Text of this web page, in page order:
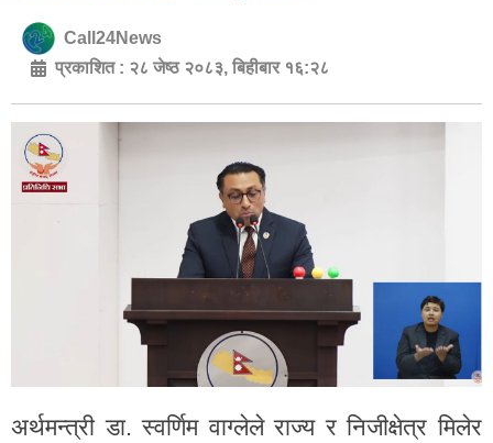
Call24News
प्रकाशित : २८ जेष्ठ २०८३, बिहीबार १६:२८
अर्थमन्त्री डा. स्वर्णिम वाग्लेले राज्य र निजीक्षेत्र मिलेर